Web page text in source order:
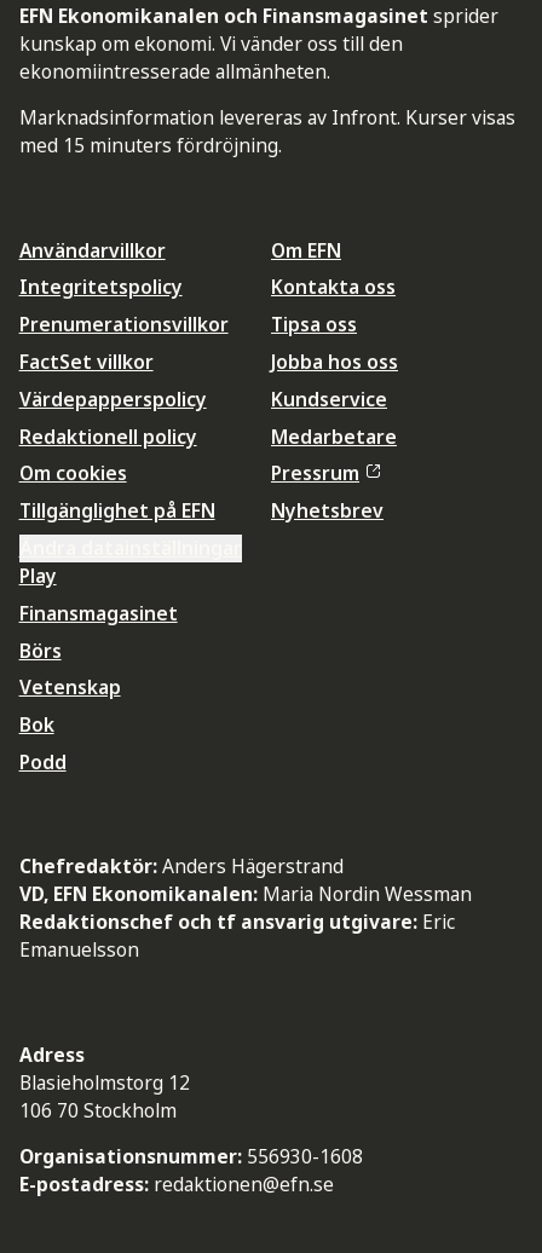
EFN Ekonomikanalen och Finansmagasinet sprider
kunskap om ekonomi. Vi vänder oss till den
ekonomiintresserade allmänheten.
Marknadsinformation levereras av Infront. Kurser visas
med 15 minuters fördröjning.
Användarvillkor
Integritetspolicy
Prenumerationsvillkor
FactSet villkor
Värdepapperspolicy
Redaktionell policy
Om cookies
Tillgänglighet på EFN
Om EFN
Kontakta oss
Tipsa oss
Jobba hos oss
Kundservice
Medarbetare
Pressrum
Nyhetsbrev
Play
Finansmagasinet
Börs
Vetenskap
Bok
Podd
Chefredaktör:Anders Hägerstrand
VD, EFN Ekonomikanalen: Maria Nordin Wessman
Redaktionschef och tf ansvarig utgivare: Eric
Emanuelsson
Adress
Blasieholmstorg 12
106 70 Stockholm
Organisationsnummer: 556930-1608
E-postadress: redaktionen@efn.se